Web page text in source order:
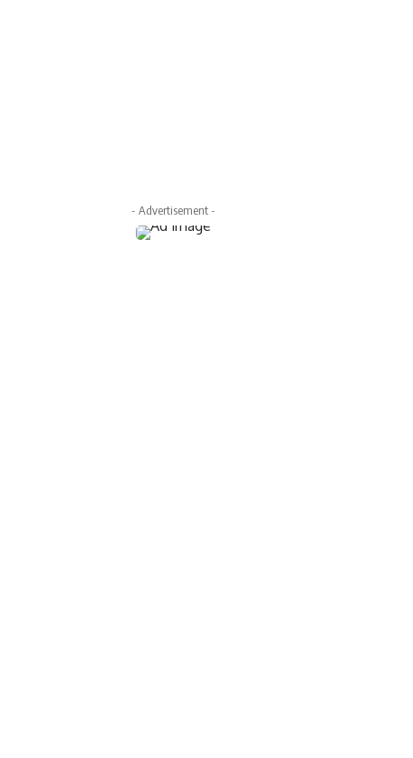
- Advertisement -